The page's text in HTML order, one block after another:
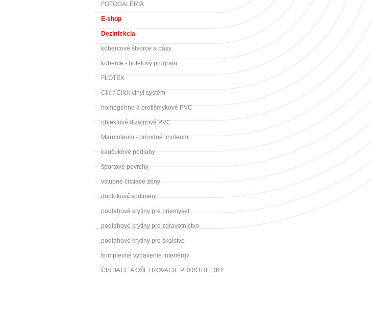
FOTOGALÉRIA
E-shop
Dezinfekcia
kobercové štvorce a pásy
koberce - hotelový program
FLOTEX
Clic / Click vinyl systém
homogénne a protišmykové PVC
objektové dizajnové PVC
Marmoleum - prírodné linoleum
kaučukové podlahy
športové povrchy
vstupné čistiace zóny
doplnkový sortiment
podlahové krytiny pre priemysel
podlahové krytiny pre zdravotníctvo
podlahové krytiny pre školstvo
komplexné vybavenie interiérov
ČISTIACE A OŠETROVACIE PROSTRIEDKY